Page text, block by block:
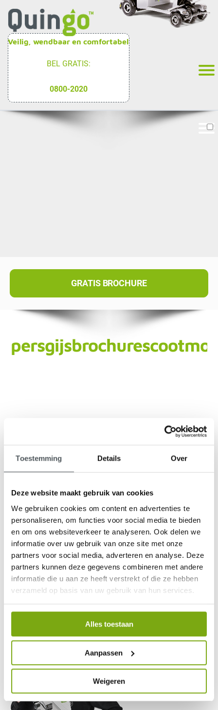
Toestemming Details Over
Deze website maakt gebruik van cookies
We gebruiken cookies om content en advertenties te
personaliseren, om functies voor social media te bieden
en om ons websiteverkeer te analyseren. Ook delen we
informatie over uw gebruik van onze site met onze
partners voor social media, adverteren en analyse. Deze
partners kunnen deze gegevens combineren met andere
informatie die u aan ze heeft verstrekt of die ze hebben
verzameld op basis van uw gebruik van hun services.
Alles toestaan
Aanpassen
Weigeren
Veilig, wendbaar en comfortabel
BEL GRATIS:
0800-2020
GRATIS BROCHURE
9,1